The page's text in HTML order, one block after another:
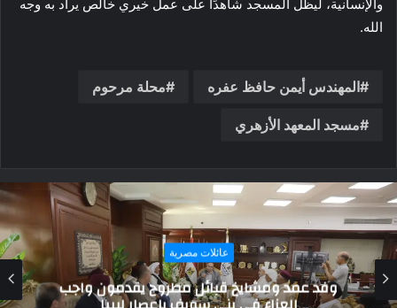
والإنسانية، ليظل المسجد شاهدًا على عمل خيري خالص يراد به وجه
الله.
المهندس أيمن حافظ عفره محلة مرحوم
مسجد المعهد الأزهري
حوارات و تقارير
بدعم وكالة الإمارات للمساعدات الدولية: «كسوة
الأمل» تعبر إلى غزة حاملة 270 طنًا من ملابس